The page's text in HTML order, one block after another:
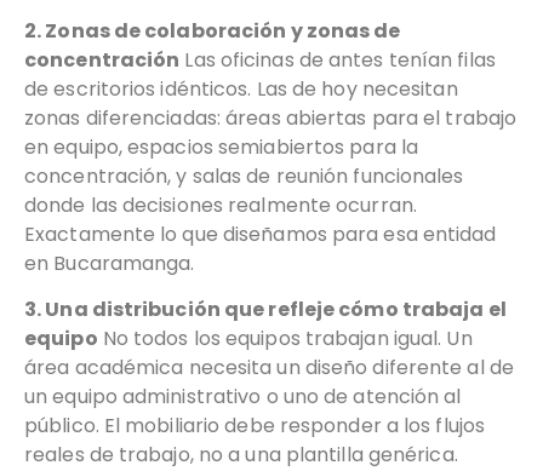
2. Zonas de colaboración y zonas de
concentración Las oficinas de antes tenían filas
de escritorios idénticos. Las de hoy necesitan
zonas diferenciadas: áreas abiertas para el trabajo
en equipo, espacios semiabiertos para la
concentración, y salas de reunión funcionales
donde las decisiones realmente ocurran.
Exactamente lo que diseñamos para esa entidad
en Bucaramanga.
3. Una distribución que refleje cómo trabaja el
equipo No todos los equipos trabajan igual. Un
área académica necesita un diseño diferente al de
un equipo administrativo o uno de atención al
público. El mobiliario debe responder a los flujos
reales de trabajo, no a una plantilla genérica.